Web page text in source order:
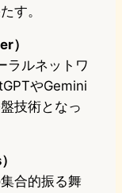
す。
）
ラルネットワ
やGemini
技術となっ
合的振る舞